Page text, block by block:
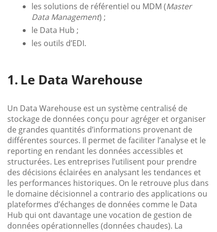
les solutions de référentiel ou MDM (Master
Data Management) ;
le Data Hub ;
les outils d’EDI.
Le Data Warehouse
Un Data Warehouse est un système centralisé de
stockage de données conçu pour agréger et organiser
de grandes quantités d’informations provenant de
différentes sources. Il permet de faciliter l’analyse et le
reporting en rendant les données accessibles et
structurées. Les entreprises l’utilisent pour prendre
des décisions éclairées en analysant les tendances et
les performances historiques. On le retrouve plus dans
le domaine décisionnel a contrario des applications ou
plateformes d’échanges de données comme le Data
Hub qui ont davantage une vocation de gestion de
données opérationnelles (données chaudes). La